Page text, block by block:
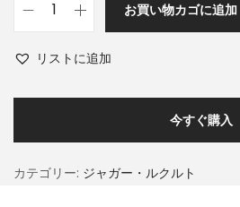
お買い物カゴに追加
リストに追加
今すぐ購入
カテゴリー: ジャガー・ルクルト